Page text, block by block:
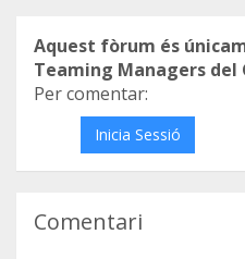
Aquest fòrum és
Teaming Managers del
Per comentar:
Inicia Sessió
Comentari